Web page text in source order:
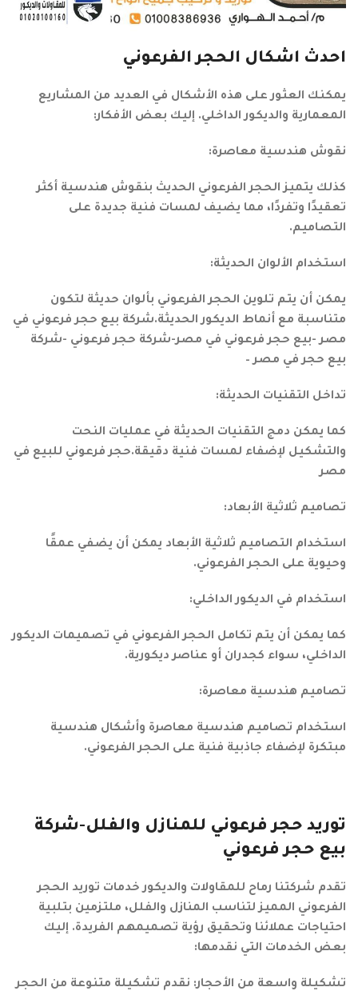
احدث اشكال الحجر الفرعوني
يمكنك العثور على هذه الأشكال في العديد من المشاريع
المعمارية والديكور الداخلي. إليك بعض الأفكار:
نقوش هندسية معاصرة:
كذلك يتميز الحجر الفرعوني الحديث بنقوش هندسية أكثر
تعقيدًا وتفردًا، مما يضيف لمسات فنية جديدة على
التصاميم.
استخدام الألوان الحديثة:
يمكن أن يتم تلوين الحجر الفرعوني بألوان حديثة لتكون
متناسبة مع أنماط الديكور الحديثة.شركة بيع حجر فرعوني في
مصر -بيع حجر فرعوني في مصر-شركة حجر فرعوني -شركة
بيع حجر في مصر –
تداخل التقنيات الحديثة:
كما يمكن دمج التقنيات الحديثة في عمليات النحت
والتشكيل لإضفاء لمسات فنية دقيقة.حجر فرعوني للبيع في
مصر
تصاميم ثلاثية الأبعاد:
استخدام التصاميم ثلاثية الأبعاد يمكن أن يضفي عمقًا
وحيوية على الحجر الفرعوني.
استخدام في الديكور الداخلي:
كما يمكن أن يتم تكامل الحجر الفرعوني في تصميمات الديكور
الداخلي، سواء كجدران أو عناصر ديكورية.
تصاميم هندسية معاصرة:
استخدام تصاميم هندسية معاصرة وأشكال هندسية
مبتكرة لإضفاء جاذبية فنية على الحجر الفرعوني.
توريد حجر فرعوني للمنازل والفلل-شركة
بيع حجر فرعوني
تقدم شركتنا رماح للمقاولات والديكور خدمات توريد الحجر
الفرعوني المميز لتناسب المنازل والفلل، ملتزمين بتلبية
احتياجات عملائنا وتحقيق رؤية تصميمهم الفريدة. إليك
بعض الخدمات التي نقدمها:
تشكيلة واسعة من الأحجار: نقدم تشكيلة متنوعة من الحجر